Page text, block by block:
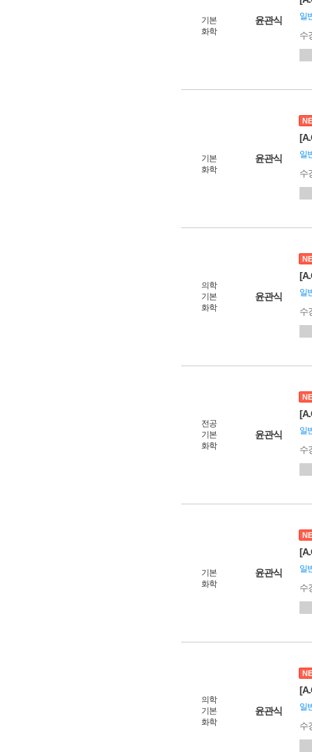
기본
화학
윤관식 일
수
기본
화학
윤관식 일
수
의학
기본
화학
윤관식 일
수
전공
기본
화학
윤관식 일
수
기본
화학
윤관식 일
수
의학
기본
화학
윤관식 일
수